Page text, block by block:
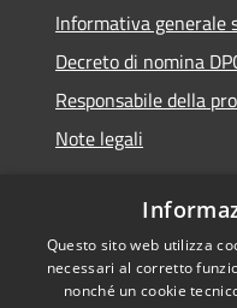
Informativa generale
Decreto di nomina
Responsabile della
Note legali
RSS
Accessibilità
Questo sito web utilizza
necessari al corretto
nonché un cookie